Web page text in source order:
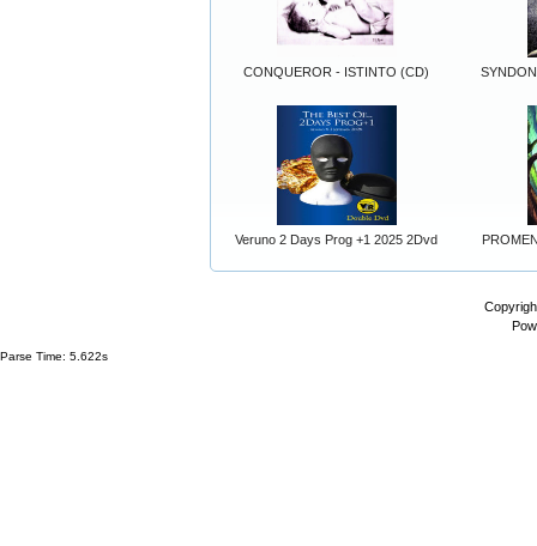
CONQUEROR - ISTINTO (CD)
Veruno 2 Days Prog +1 2025 2Dvd
Parse Time: 5.622s